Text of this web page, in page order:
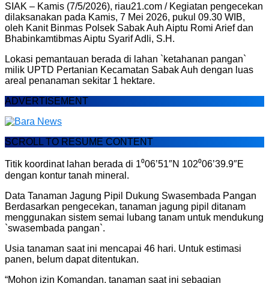
SIAK – Kamis (7/5/2026), riau21.com / Kegiatan pengecekan
dilaksanakan pada Kamis, 7 Mei 2026, pukul 09.30 WIB,
oleh Kanit Binmas Polsek Sabak Auh Aiptu Romi Arief dan
Bhabinkamtibmas Aiptu Syarif Adli, S.H.
Lokasi pemantauan berada di lahan `ketahanan pangan`
milik UPTD Pertanian Kecamatan Sabak Auh dengan luas
areal penanaman sekitar 1 hektare.
ADVERTISEMENT
SCROLL TO RESUME CONTENT
Titik koordinat lahan berada di 1⁰06’51″N 102⁰06’39.9″E
dengan kontur tanah mineral.
Data Tanaman Jagung Pipil Dukung Swasembada Pangan
Berdasarkan pengecekan, tanaman jagung pipil ditanam
menggunakan sistem semai lubang tanam untuk mendukung
`swasembada pangan`.
Usia tanaman saat ini mencapai 46 hari. Untuk estimasi
panen, belum dapat ditentukan.
“Mohon izin Komandan, tanaman saat ini sebagian